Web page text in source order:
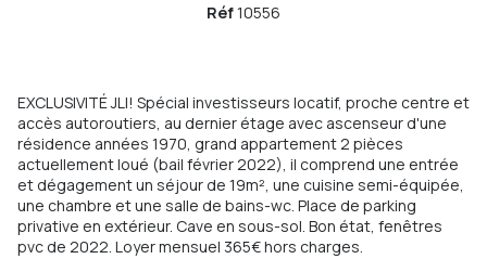
Réf10556
EXCLUSIVITÉ JLI! Spécial investisseurs locatif, proche centre et
accès autoroutiers, au dernier étage avec ascenseur d'une
résidence années 1970, grand appartement 2 pièces
actuellement loué (bail février 2022), il comprend une entrée
et dégagement un séjour de 19m², une cuisine semi-équipée,
une chambre et une salle de bains-wc. Place de parking
privative en extérieur. Cave en sous-sol. Bon état, fenêtres
pvc de 2022. Loyer mensuel 365€ hors charges.